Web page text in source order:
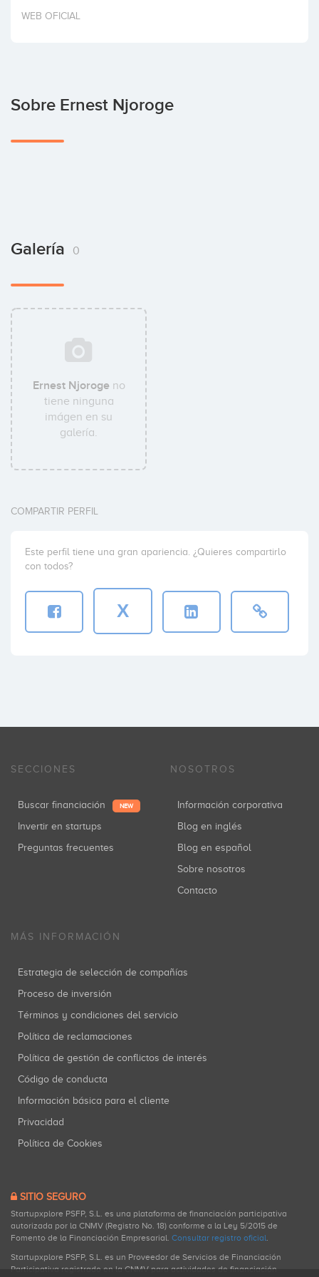
Invertir
WEB OFICIAL
Sobre Ernest Njoroge
Galería 0
Ernest Njorogeno
tiene ninguna
imágen en su
galería.
COMPARTIR PERFIL
Este perfil tiene una gran apariencia. ¿Quieres compartirlo
con todos?
X
SECCIONES
Buscar financiación NEW
Invertir en startups
Preguntas frecuentes
NOSOTROS
Información corporativa
Blog en inglés
Blog en español
Sobre nosotros
Contacto
MÁS INFORMACIÓN
Estrategia de selección de compañías
Proceso de inversión
Términos y condiciones del servicio
Política de reclamaciones
Política de gestión de conflictos de interés
Código de conducta
Información básica para el cliente
Privacidad
Política de Cookies
SITIO SEGURO
Startupxplore PSFP, S.L. es una plataforma de financiación participativa
autorizada por la CNMV (Registro No. 18) conforme a la Ley 5/2015 de
Fomento de la Financiación Empresarial. Consultar registro oficial.
Startupxplore PSFP, S.L. es un Proveedor de Servicios de Financiación
Participativa registrado en la CNMV para actividades de financiación